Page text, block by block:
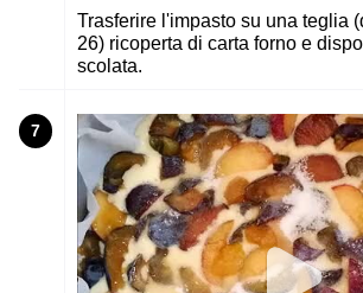
Trasferire l'impasto su una teglia
26) ricoperta di carta forno e
scolata.
7